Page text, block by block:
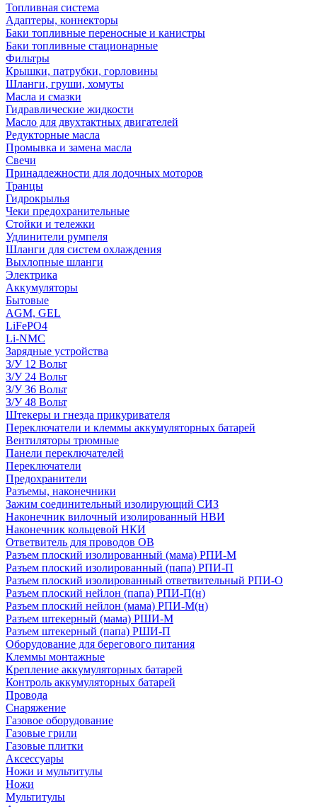
Топливная система
Адаптеры, коннекторы
Баки топливные переносные и канистры
Баки топливные стационарные
Фильтры
Крышки, патрубки, горловины
Шланги, груши, хомуты
Масла и смазки
Гидравлические жидкости
Масло для двухтактных двигателей
Редукторные масла
Промывка и замена масла
Свечи
Принадлежности для лодочных моторов
Транцы
Гидрокрылья
Чеки предохранительные
Стойки и тележки
Удлинители румпеля
Шланги для систем охлаждения
Выхлопные шланги
Электрика
Аккумуляторы
Бытовые
AGM, GEL
LiFePO4
Li-NMC
Зарядные устройства
З/У 12 Вольт
З/У 24 Вольт
З/У 36 Вольт
З/У 48 Вольт
Штекеры и гнезда прикуривателя
Переключатели и клеммы аккумуляторных батарей
Вентиляторы трюмные
Панели переключателей
Переключатели
Предохранители
Разъемы, наконечники
Зажим соединительный изолирующий СИЗ
Наконечник вилочный изолированный НВИ
Наконечник кольцевой НКИ
Ответвитель для проводов ОВ
Разъем плоский изолированный (мама) РПИ-М
Разъем плоский изолированный (папа) РПИ-П
Разъем плоский изолированный ответвительный РПИ-О
Разъем плоский нейлон (папа) РПИ-П(н)
Разъем плоский нейлон (мама) РПИ-М(н)
Разъем штекерный (мама) РШИ-М
Разъем штекерный (папа) РШИ-П
Оборудование для берегового питания
Клеммы монтажные
Крепление аккумуляторных батарей
Контроль аккумуляторных батарей
Провода
Снаряжение
Газовое оборудование
Газовые грили
Газовые плитки
Аксессуары
Ножи и мультитулы
Ножи
Мультитулы